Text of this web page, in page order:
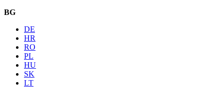
BG
DE
HR
RO
PL
HU
SK
LT